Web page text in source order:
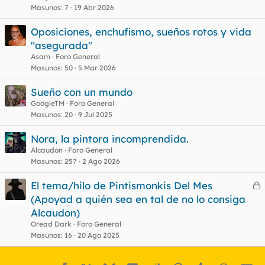
Masunos 7 19 Abr 2026
Oposiciones, enchufismo, sueños rotos y vida
"asegurada"
Asam
Foro General
Masunos 50 5 Mar 2026
Sueño con un mundo
GoogleTM
Foro General
Masunos 20 9 Jul 2025
Nora, la pintora incomprendida.
Alcaudon
Foro General
Masunos 257 2 Ago 2026
C
d
El tema/hilo de Pintismonkis Del Mes
(Apoyad a quién sea en tal de no lo consiga
Alcaudon)
Oread Dark
Foro General
Masunos 16 20 Ago 2025